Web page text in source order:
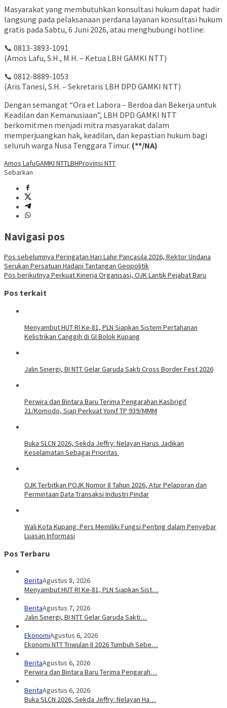
Masyarakat yang membutuhkan konsultasi hukum dapat hadir
langsung pada pelaksanaan perdana layanan konsultasi hukum
gratis pada Sabtu, 6 Juni 2026, atau menghubungi hotline:
📞 0813-3893-1091
(Amos Lafu, S.H., M.H. – Ketua LBH GAMKI NTT)
📞 0812-8889-1053
(Aris Tanesi, S.H. – Sekretaris LBH DPD GAMKI NTT)
Dengan semangat “Ora et Labora – Berdoa dan Bekerja untuk
Keadilan dan Kemanusiaan”, LBH DPD GAMKI NTT
berkomitmen menjadi mitra masyarakat dalam
memperjuangkan hak, keadilan, dan kepastian hukum bagi
seluruh warga Nusa Tenggara Timur. (**/NA)
Amos LafuGAMKI NTTLBHProvinsi NTT
Sebarkan
Navigasi pos
Pos sebelumnya Peringatan Hari Lahir Pancasila 2026, Rektor Undana
Serukan Persatuan Hadapi Tantangan Geopolitik
Pos berikutnya Perkuat Kinerja Organisasi, OJK Lantik Pejabat Baru
Pos terkait
Menyambut HUT RI Ke-81, PLN Siapkan Sistem Pertahanan
Kelistrikan Canggih di GI Bolok Kupang
Jalin Sinergi, BI NTT Gelar Garuda Sakti Cross Border Fest 2026
Perwira dan Bintara Baru Terima Pengarahan Kasbrigif
21/Komodo, Siap Perkuat Yonif TP 939/MMM
Buka SLCN 2026, Sekda Jeffry: Nelayan Harus Jadikan
Keselamatan Sebagai Prioritas
OJK Terbitkan POJK Nomor 8 Tahun 2026, Atur Pelaporan dan
Permintaan Data Transaksi Industri Pindar
Wali Kota Kupang: Pers Memiliki Fungsi Penting dalam Penyebar
Luasan Informasi
Pos Terbaru
BeritaAgustus 8, 2026
Menyambut HUT RI Ke-81, PLN Siapkan Sist…
BeritaAgustus 7, 2026
Jalin Sinergi, BI NTT Gelar Garuda Sakti…
EkonomiAgustus 6, 2026
Ekonomi NTT Triwulan II 2026 Tumbuh Sebe…
BeritaAgustus 6, 2026
Perwira dan Bintara Baru Terima Pengarah…
BeritaAgustus 6, 2026
Buka SLCN 2026, Sekda Jeffry: Nelayan Ha…